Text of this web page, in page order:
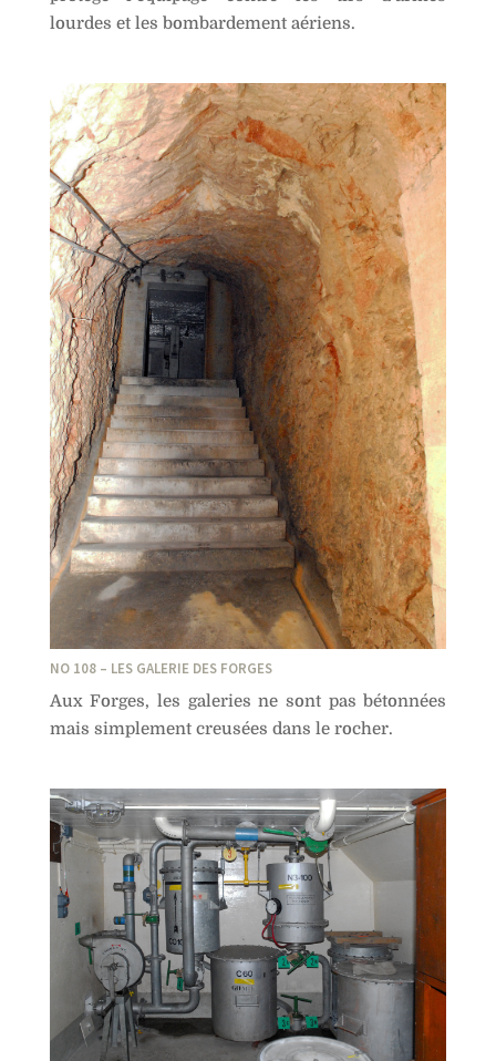
lourdes et les bombardement aériens.
NO 108 – LES GALERIE DES FORGES
Aux Forges, les galeries ne sont pas bétonnées
mais simplement creusées dans le rocher.